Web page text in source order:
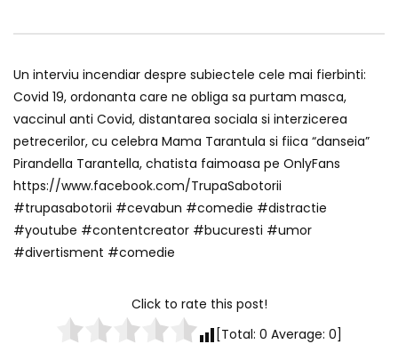
Un interviu incendiar despre subiectele cele mai fierbinti:
Covid 19, ordonanta care ne obliga sa purtam masca,
vaccinul anti Covid, distantarea sociala si interzicerea
petrecerilor, cu celebra Mama Tarantula si fiica “danseia”
Pirandella Tarantella, chatista faimoasa pe OnlyFans
https://www.facebook.com/TrupaSabotorii​
#trupasabotorii​ #cevabun​ #comedie​ #distractie​
#youtube​ #contentcreator​ #bucuresti​ #umor​
#divertisment​ #comedie​
Click to rate this post!
[Total: 0 Average: 0]